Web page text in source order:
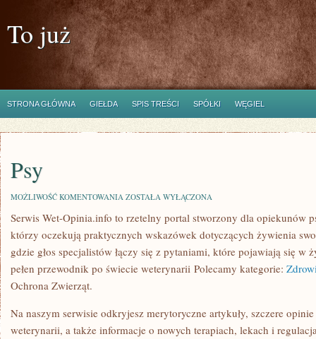
To już
STRONA GŁÓWNA GIEŁDA SPIS TREŚCI SPÓŁKI WĘGIEL
Psy
MOŻLIWOŚĆ KOMENTOWANIA PSY
ZOSTAŁA WYŁĄCZONA
Serwis Wet-Opinia.info to rzetelny portal stworzony dla opiekunów
którzy oczekują praktycznych wskazówek dotyczących żywienia
gdzie głos specjalistów łączy się z pytaniami, które pojawiają się w
pełen przewodnik po świecie weterynarii Polecamy kategorie:
Ochrona Zwierząt.
Na naszym serwisie odkryjesz merytoryczne artykuły, szczere
weterynarii, a także informacje o nowych terapiach, lekach i